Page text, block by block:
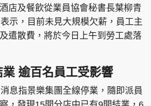
cazbuyer 東Touch
店及餐飲從業員協會秘書長葉柳青
示，目前未見大規模欠薪，員工主
遣散費，將於今日上午到勞工處落
逾百名員工受影響
息指景樂集團全線停業，隨即派員